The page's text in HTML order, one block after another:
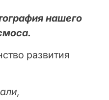
нашего
развития